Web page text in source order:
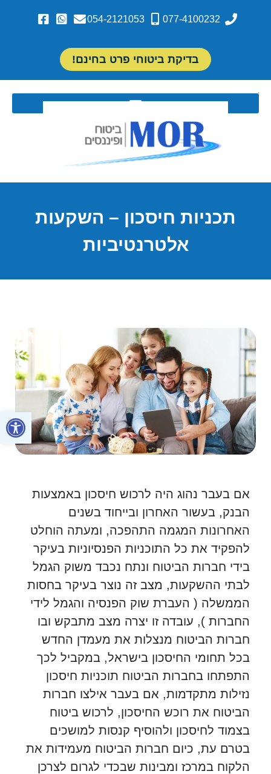
פתח
077-4100232
054-2121053
בדיקת ביטוחי פרט בחינם!
תכניות חיסכון – השקעות
אלטרנטיביות
אם בעבר נהוג היה לרכוש חיסכון באמצעות
הבנק, בעשור האחרון ובייחוד בשנים
האחרונות המגמה התהפכה, ומעתה הוחלט
להפקיד את כל התוכניות הפנסיוניות בעיקר
בידי חברות הביטוח ונתח נכבד משוק הגמל
לבתי ההשקעות, מצב זה נוצר בעיקר בחסות
הממשלה ( העברת שוק הפנסיה והגמל לידי
החברות ), עובדה זו יצרה מצב מתבקש ובו
חברות הביטוח מנצלות את מעמדן החדש
בכל תחומי החיסכון בישראל, במקביל לכך
התפתחו בחברות הביטוח תוכניות חיסכון
נזילות מתקדמות, אם בעבר אילצו חברות
הביטוח את רוכש החיסכון, לרכוש ביטוח
בצמוד לחיסכון ולהוסיף קנסות למושכים
בטרם עת, כיום חברות הביטוח מעמידות את
הלקוח במרכז ומבינות שבכדי לגרום לצרכן